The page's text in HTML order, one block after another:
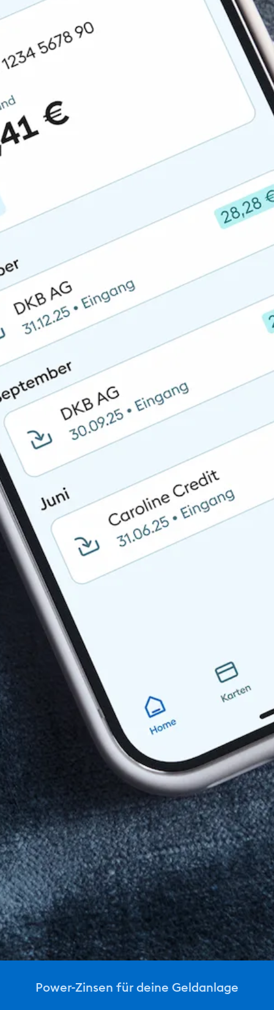
Power-Zinsen für deine Geldanlage